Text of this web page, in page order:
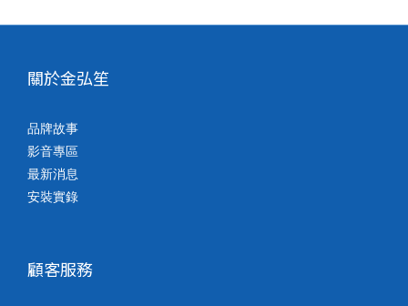
關於金弘笙
品牌故事
影音專區
最新消息
安裝實錄
顧客服務